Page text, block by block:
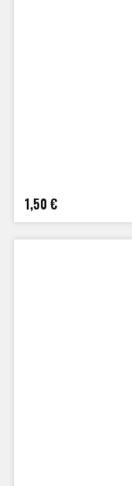
1,50 €